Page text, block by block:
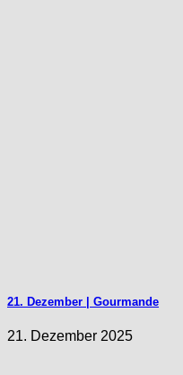
21. Dezember | Gourmande
21. Dezember 2025